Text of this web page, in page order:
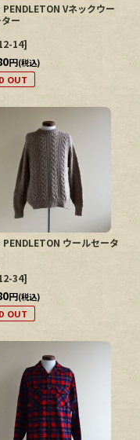
Vネックウー
ター
14]
円(税込)
OUT
ウールセータ
34]
円(税込)
OUT